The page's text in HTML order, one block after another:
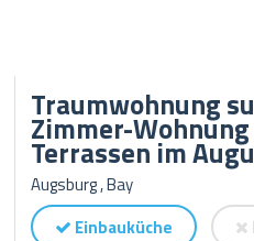
Traumwohnung
Zimmer-
Terrassen im
Augsburg , Bay
Einbauküche